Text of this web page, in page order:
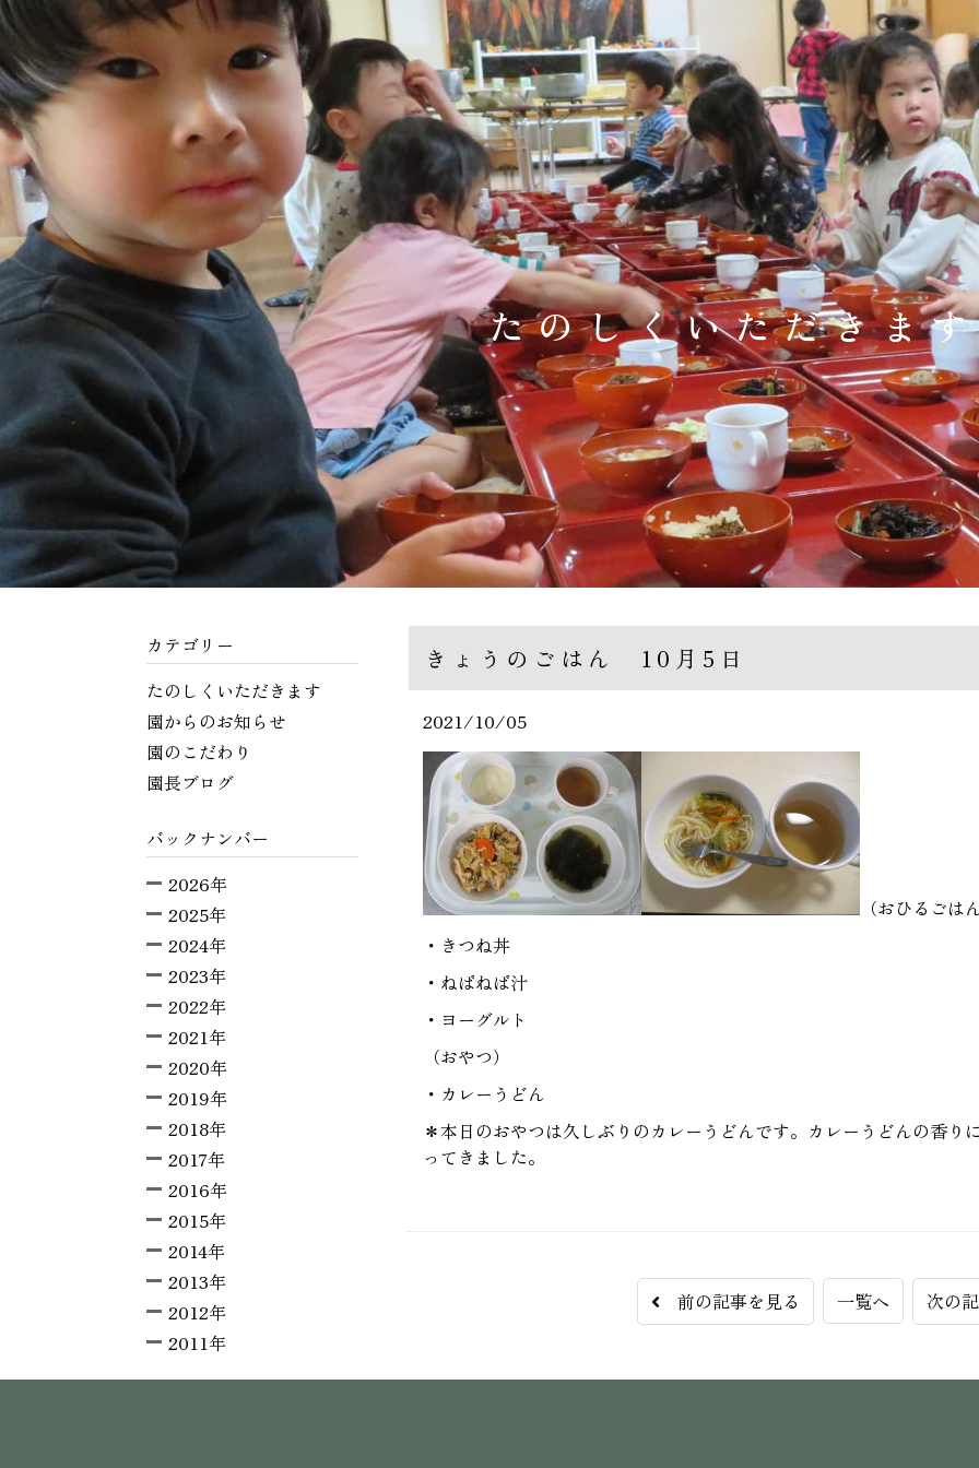
たのしくいただきます
きょうのごはん 10月5日
2021/10/05
（おひるごは
・きつね丼
・ねばねば汁
・ヨーグルト
（おやつ）
・カレーうどん
＊本日のおやつは久しぶりのカレーうどんです。カレーうどんの香り
ってきました。
前の記事を見る 一覧へ 次の
カテゴリー
たのしくいただきます
園からのお知らせ
園のこだわり
園長ブログ
バックナンバー
2026年
2025年
2024年
2023年
2022年
2021年
2020年
2019年
2018年
2017年
2016年
2015年
2014年
2013年
2012年
2011年